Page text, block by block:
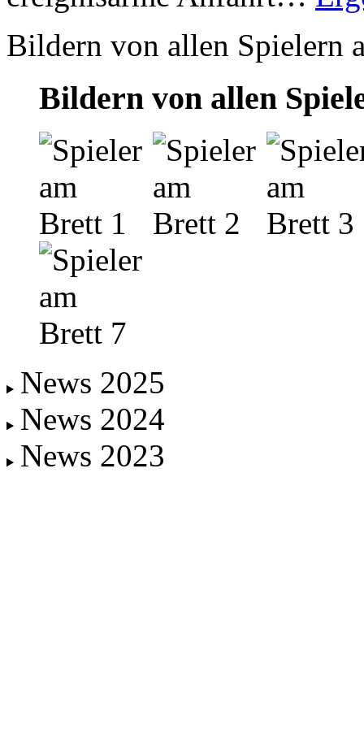
Bildern von allen Spielern
Bildern von allen
News 2025
News 2024
News 2023